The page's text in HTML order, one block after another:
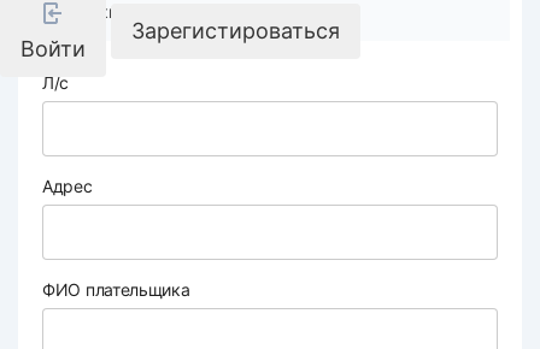
Войти
Зарегистироваться
Реквизиты компании
Л/с
Адрес
ФИО плательщика